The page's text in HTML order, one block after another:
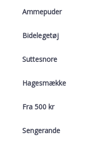
Ammepuder
Bidelegetøj
Suttesnore
Hagesmække
Fra 500 kr
Sengerande